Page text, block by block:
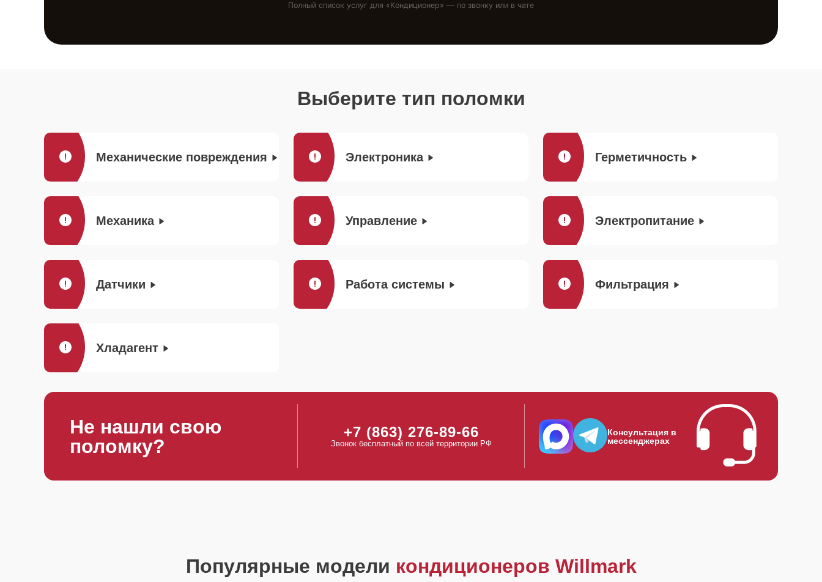
Полный список услуг для «Кондиционер» — по звонку или в чате
Выберите тип поломки
Механические повреждения Электроника Герметичность
Механика Управление Электропитание
Датчики Работа системы Фильтрация
Хладагент
Не нашли свою
поломку?
+7 (863) 276-89-66
Звонок бесплатный по всей территории РФ
Консультация в
мессенджерах
Популярные модели кондиционеров Willmark